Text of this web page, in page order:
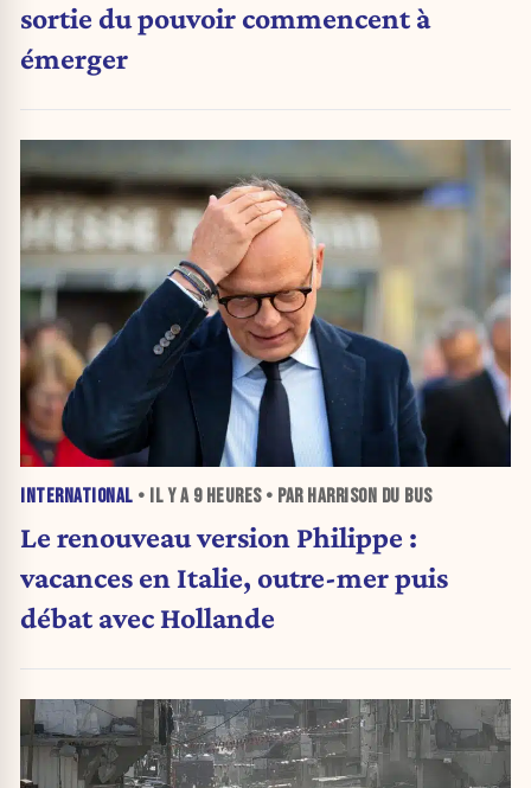
sortie du pouvoir commencent à
émerger
INTERNATIONAL • IL Y A 9 HEURES• PAR HARRISON DU BUS
Le renouveau version Philippe :
vacances en Italie, outre-mer puis
débat avec Hollande